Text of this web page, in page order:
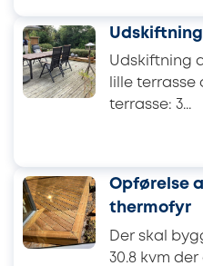
Udskiftning
lille terrasse
terrasse: 3...
Opførelse
thermofyr
Der skal
30.8 kvm